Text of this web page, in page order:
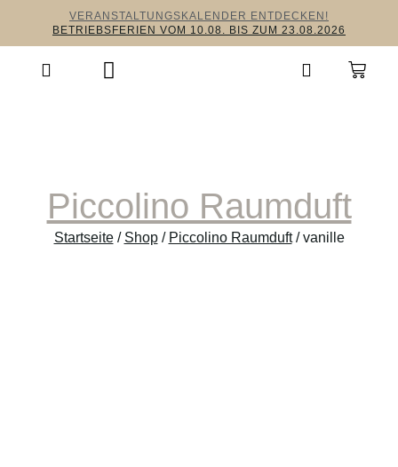
VERANSTALTUNGSKALENDER ENTDECKEN!
BETRIEBSFERIEN VOM 10.08. BIS ZUM 23.08.2026
Piccolino Raumduft
Startseite/ Shop/ Piccolino Raumduft/ vanille